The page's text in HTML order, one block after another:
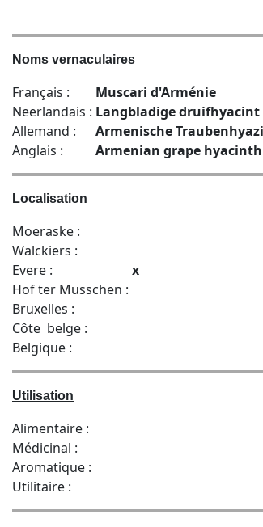
Noms vernaculaires
Français :
Muscari d'Arménie
Neerlandais : Langbladige druifhyacint
Allemand :
Armenische
Anglais :
Armenian grape hyacinth
Localisation
Moeraske :
Walckiers :
Evere :
x
Hof ter Musschen :
Bruxelles :
Côte belge :
Belgique :
Utilisation
Alimentaire :
Médicinal :
Aromatique :
Utilitaire :